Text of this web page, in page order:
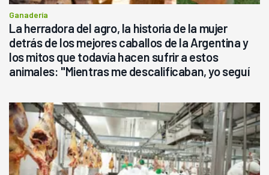
Ganadería
La herradora del agro, la historia de la mujer
detrás de los mejores caballos de la Argentina y
los mitos que todavía hacen sufrir a estos
animales: "Mientras me descalificaban, yo seguí